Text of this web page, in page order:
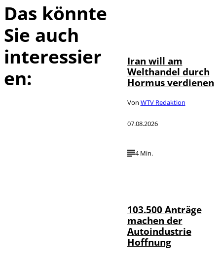
Das könnte
Sie auch
interessier
en:
Iran will am
Welthandel durch
Hormus verdienen
Von WTV Redaktion
07.08.2026
4 Min.
103.500 Anträge
machen der
Autoindustrie
Hoffnung